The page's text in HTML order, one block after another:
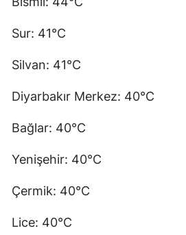
Sur: 41°C
Silvan: 41°C
Diyarbakır Merkez: 40°C
Bağlar: 40°C
Yenişehir: 40°C
Çermik: 40°C
Lice: 40°C